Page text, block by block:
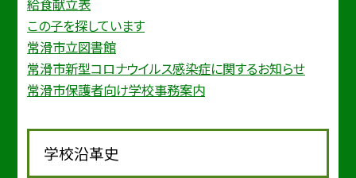
この子を探しています
常滑市立図書館
常滑市新型コロナウイルス感染症に関するお知らせ
常滑市保護者向け学校事務案内
学校沿革史